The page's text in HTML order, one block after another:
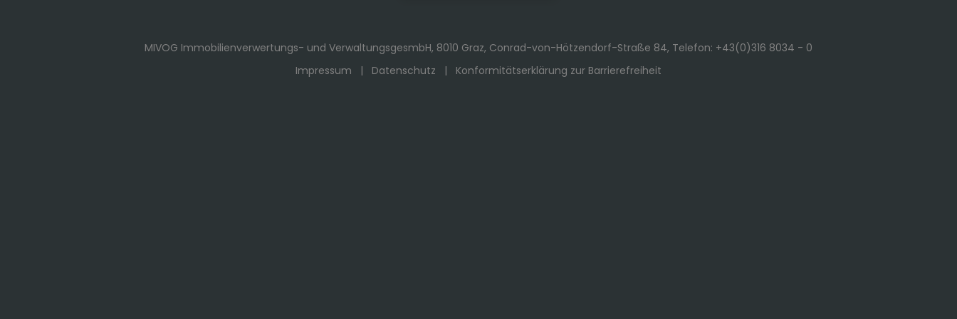
MIVOG Immobilienverwertungs- und VerwaltungsgesmbH, 8010 Graz, Conrad-von-Hötzendorf-Straße 84, Telefon: +43(0)316 8034 - 0
Impressum | Datenschutz | Konformitätserklärung zur Barrierefreiheit